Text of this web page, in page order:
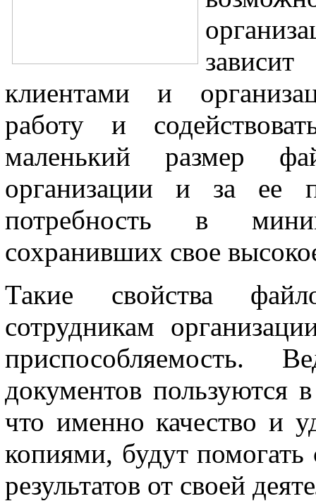
клиентами и
работу и
маленький размер
организации и за ее
потребность в
сохранивших свое
Такие свойства
сотрудникам
приспособляемость.
документов пользуются
что именно качество и
копиями, будут
результатов от своей